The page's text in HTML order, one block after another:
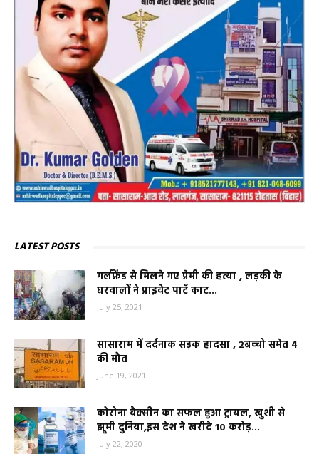
LATEST POSTS
गर्लफ्रेंड से मिलने गए प्रेमी की हत्या , लड़की के
घरवालों ने प्राइवेट पाटॅ काट...
July 25, 2021
सासाराम में दर्दनाक सड़क हादसा , 2बच्चो समेत 4
की मौत
June 19, 2021
कोरोना वैक्सीन का सफल हुआ ट्रायल, खुशी से
झूमी दुनिया,इस देश ने खरीदे 10 करोड़...
July 22, 2020